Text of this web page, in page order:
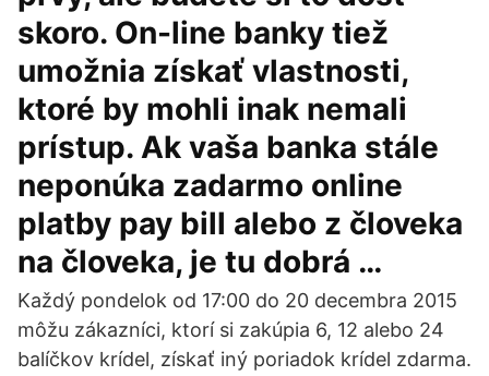
skoro. On-line banky tiež
umožnia získať vlastnosti,
ktoré by mohli inak nemali
prístup. Ak vaša banka stále
neponúka zadarmo online
platby pay bill alebo z človeka
na človeka, je tu dobrá …
Každý pondelok od 17:00 do 20 decembra 2015
môžu zákazníci, ktorí si zakúpia 6, 12 alebo 24
balíčkov krídel, získať iný poriadok krídel zdarma.